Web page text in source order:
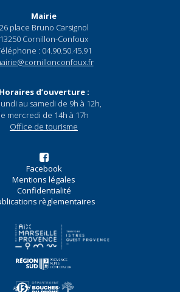
Mairie
26 place Bruno Carsignol
13250 Cornillon-Confoux
: 04.90.50.45.91
Horaires d’ouverture :
au samedi de 9h à 12h,
le mercredi de 14h à 17h
Office de tourisme
Facebook
Mentions légales
Confidentialité
règlementaires